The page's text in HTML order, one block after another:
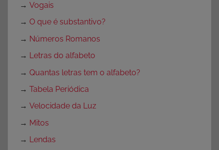
→ Vogais
→ O que é substantivo?
→ Números Romanos
→ Letras do alfabeto
→ Quantas letras tem o alfabeto?
→ Tabela Periódica
→ Velocidade da Luz
→ Mitos
→ Lendas